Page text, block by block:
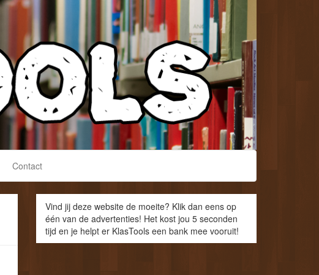
Contact
Vind jij deze website de moeite? Klik dan eens op
één van de advertenties! Het kost jou 5 seconden
tijd en je helpt er KlasTools een bank mee vooruit!